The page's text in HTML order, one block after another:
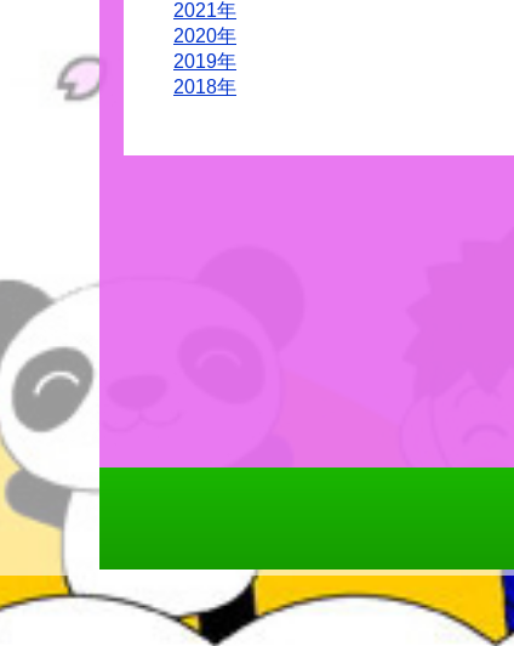
2021年
2020年
2019年
2018年